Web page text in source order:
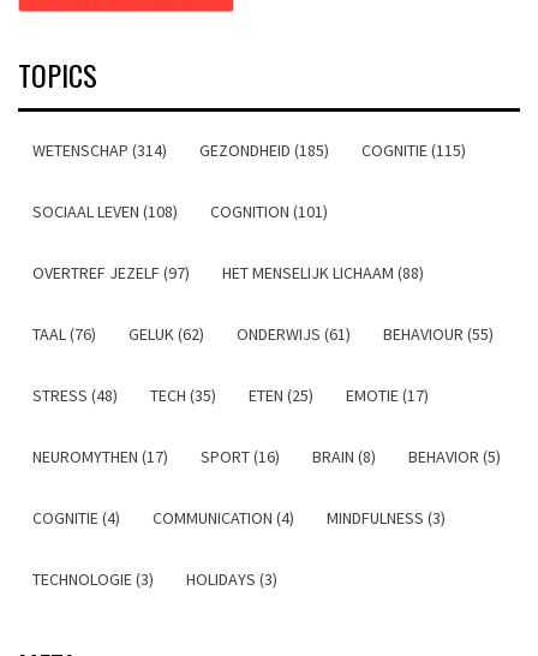
TOPICS
WETENSCHAP (314) GEZONDHEID (185) COGNITIE (115)
SOCIAAL LEVEN (108) COGNITION (101)
OVERTREF JEZELF (97) HET MENSELIJK LICHAAM (88)
TAAL (76) GELUK (62) ONDERWIJS (61) BEHAVIOUR (55)
STRESS (48) TECH (35) ETEN (25) EMOTIE (17)
NEUROMYTHEN (17) SPORT (16) BRAIN (8) BEHAVIOR (5)
COGNITIE (4) COMMUNICATION (4) MINDFULNESS (3)
TECHNOLOGIE (3) HOLIDAYS (3)